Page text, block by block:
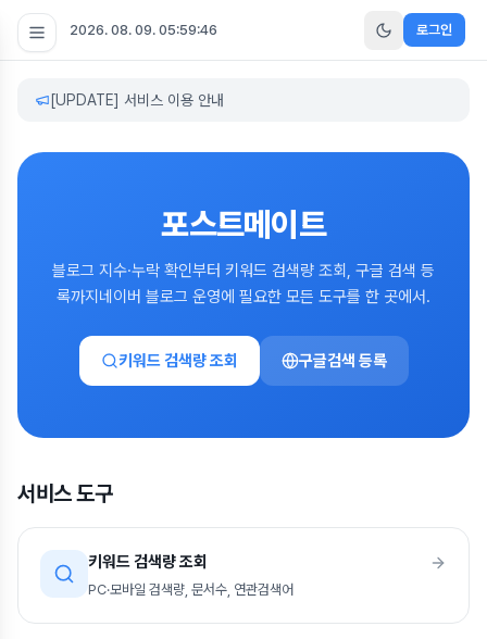
2026. 08. 09. 05:59:46 로그인
[UPDATE] 서비스 이용 안내
포스트메이트
블로그 지수·누락 확인부터 키워드 검색량 조회, 구글 검색 등
록까지 네이버 블로그 운영에 필요한 모든 도구를 한 곳에서.
키워드 검색량 조회 구글검색 등록
서비스 도구
키워드 검색량 조회
PC·모바일 검색량, 문서수, 연관검색어